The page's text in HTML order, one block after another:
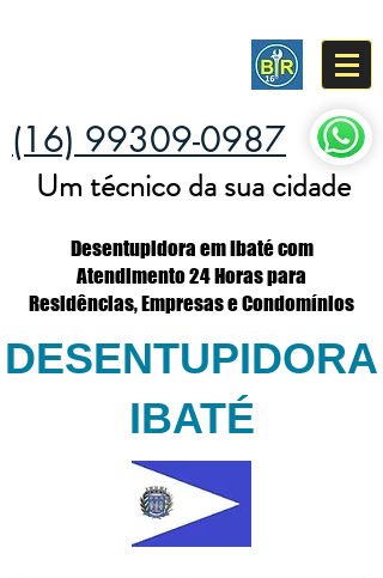
(16) 99309-0987
Um técnico da sua cidade
Desentupidora em Ibaté com
Atendimento 24 Horas para
Residências, Empresas e Condomínios
DESENTUPIDORA
IBATÉ